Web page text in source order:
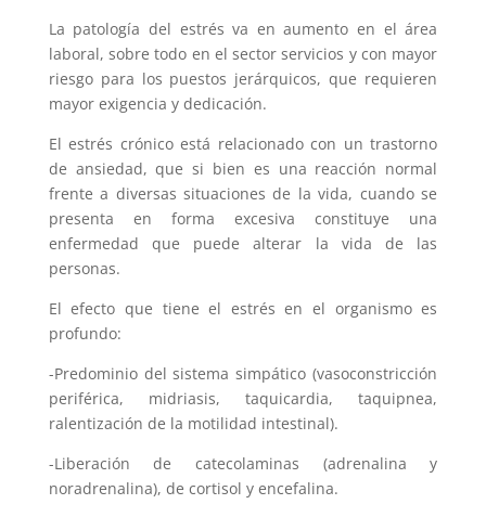
La patología del estrés va en aumento en el área
laboral, sobre todo en el sector servicios y con mayor
riesgo para los puestos jerárquicos, que requieren
mayor exigencia y dedicación.
El estrés crónico está relacionado con un trastorno
de ansiedad, que si bien es una reacción normal
frente a diversas situaciones de la vida, cuando se
presenta en forma excesiva constituye una
enfermedad que puede alterar la vida de las
personas.
El efecto que tiene el estrés en el organismo es
profundo:
-Predominio del sistema simpático (vasoconstricción
periférica, midriasis, taquicardia, taquipnea,
ralentización de la motilidad intestinal).
-Liberación de catecolaminas (adrenalina y
noradrenalina), de cortisol y encefalina.